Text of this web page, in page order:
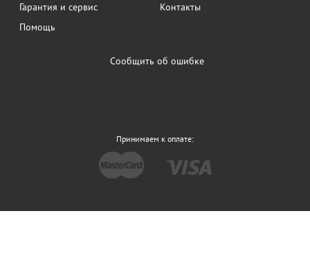
Гарантия и сервис
Контакты
Помощь
Сообщить об ошибке
Принимаем к оплате: